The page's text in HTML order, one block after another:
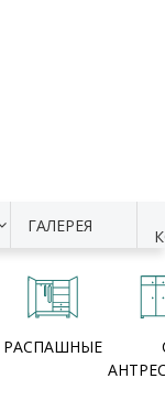
ГАЛЕРЕЯ
РАСПАШНЫЕ